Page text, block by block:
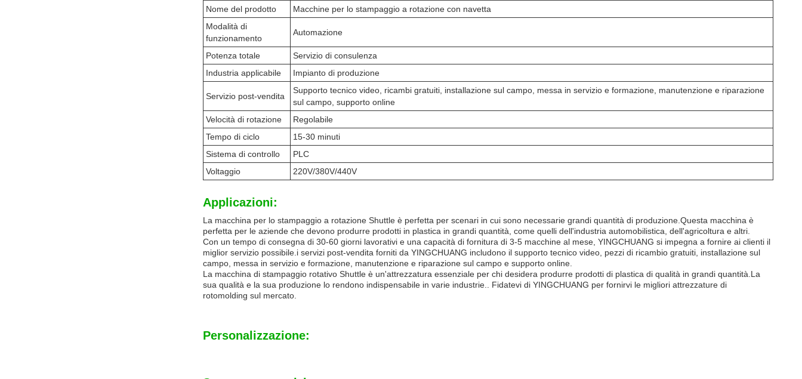
Nome del prodotto
Macchine per lo stampaggio a rotazione con navetta
Modalità di
funzionamento
Automazione
Potenza totale
Servizio di consulenza
Industria applicabile
Impianto di produzione
Servizio post-vendita
Supporto tecnico video, ricambi gratuiti, installazione sul campo, messa in servizio e formazione, manutenzione e riparazione
sul campo, supporto online
Velocità di rotazione
Regolabile
Tempo di ciclo
15-30 minuti
Sistema di controllo
PLC
Voltaggio
220V/380V/440V
Applicazioni:
La macchina per lo stampaggio a rotazione Shuttle è perfetta per scenari in cui sono necessarie grandi quantità di produzione.Questa macchina è
perfetta per le aziende che devono produrre prodotti in plastica in grandi quantità, come quelli dell'industria automobilistica, dell'agricoltura e altri.
Con un tempo di consegna di 30-60 giorni lavorativi e una capacità di fornitura di 3-5 macchine al mese, YINGCHUANG si impegna a fornire ai clienti il
miglior servizio possibile.i servizi post-vendita forniti da YINGCHUANG includono il supporto tecnico video, pezzi di ricambio gratuiti, installazione sul
campo, messa in servizio e formazione, manutenzione e riparazione sul campo e supporto online.
La macchina di stampaggio rotativo Shuttle è un'attrezzatura essenziale per chi desidera produrre prodotti di plastica di qualità in grandi quantità.La
sua qualità e la sua produzione lo rendono indispensabile in varie industrie.. Fidatevi di YINGCHUANG per fornirvi le migliori attrezzature di
rotomolding sul mercato.
Personalizzazione: